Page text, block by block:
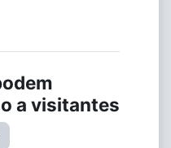
a visitantes